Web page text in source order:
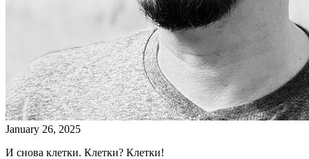
January 26, 2025
И снова клетки. Клетки? Клетки!